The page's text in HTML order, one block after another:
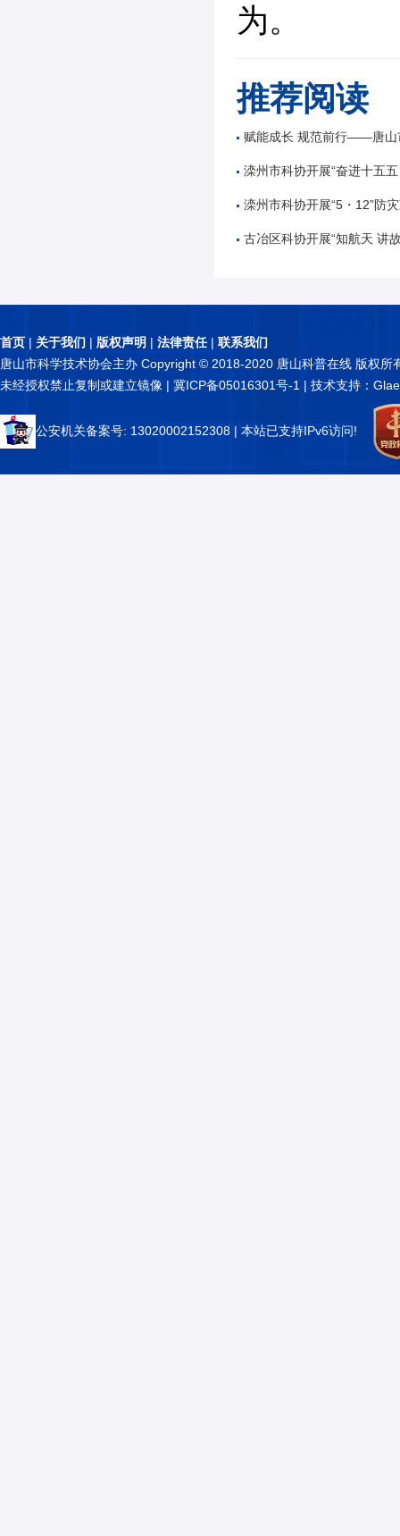
为。
推荐阅读
赋能成长 规范前行——唐山市公路学会举办公路工
滦州市科协开展“奋进十五五 科技谱新篇”全国
滦州市科协开展“5・12”防灾减
古冶区科协开展“知航天 讲故事 逐星辰——中国
首页 | 关于我们 | 版权声明 | 法律责任| 联系我们
唐山市科学技术协会主办 Copyright © 2018-2020 唐山科普在线 版权所
未经授权禁止复制或建立镜像 | 冀ICP备05016301号-1 | 技术支持：
公安机关备案号: 13020002152308 | 本站已支持IPv6访问!